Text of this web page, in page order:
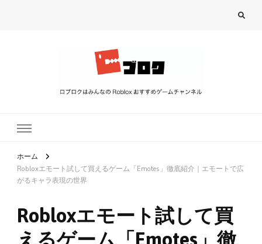
ホーム
Robloxエモート試して買えるゲーム「Emotes」徹底紹介｜エモートで広
がるキャラ表現の世界
Robloxエモート試して買
えるゲーム「Emotes」徹